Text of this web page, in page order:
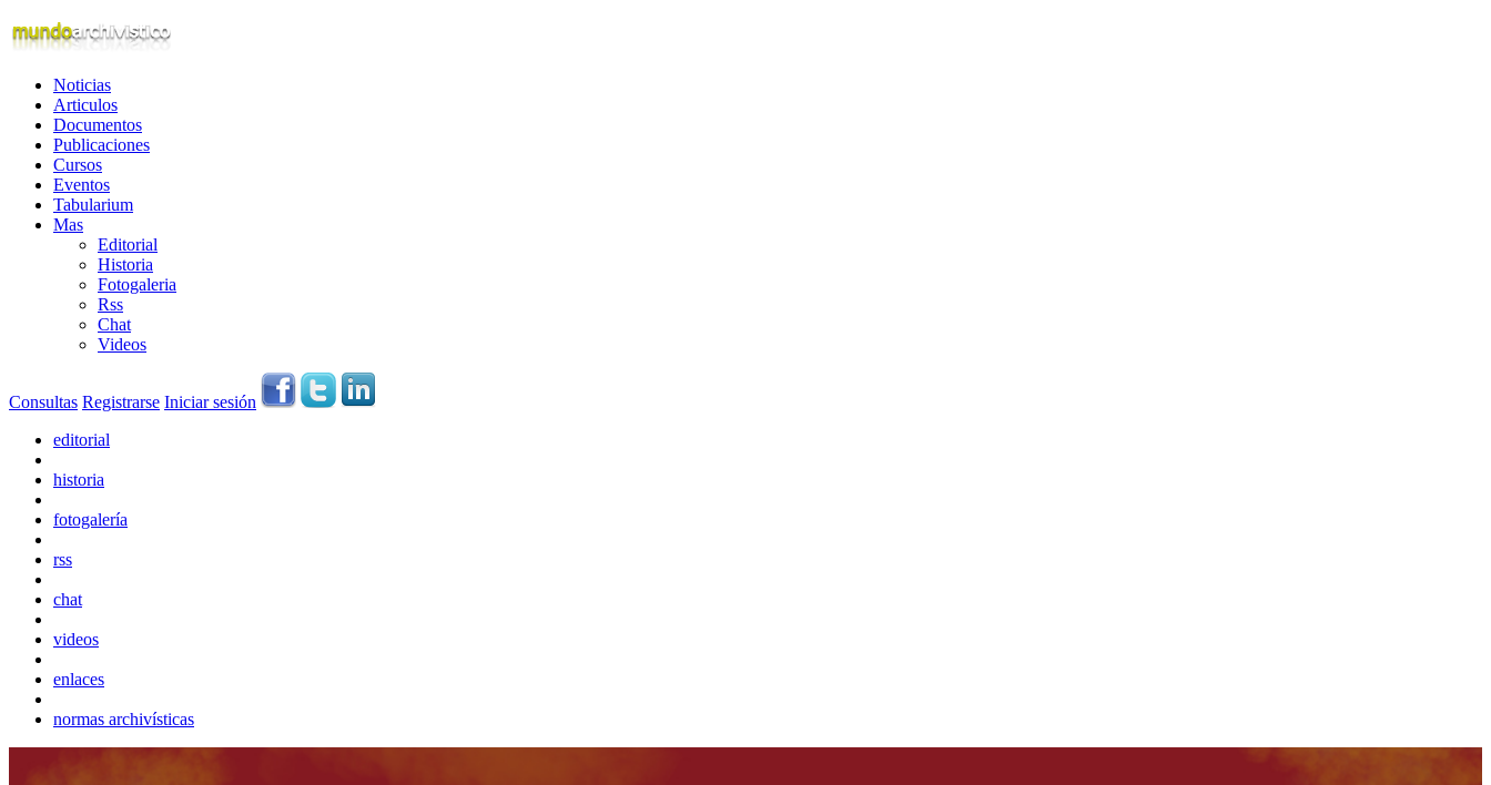
Noticias
Articulos
Documentos
Publicaciones
Cursos
Eventos
Tabularium
Mas
Editorial
Historia
Fotogaleria
Rss
Chat
Videos
Consultas Registrarse Iniciar sesión
editorial
historia
fotogalería
rss
chat
videos
enlaces
normas archivísticas